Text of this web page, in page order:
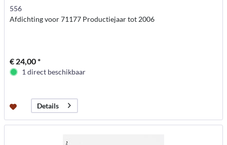
556
Afdichting voor 71177 Productiejaar tot 2006
€ 24,00 *
1 direct beschikbaar
Details